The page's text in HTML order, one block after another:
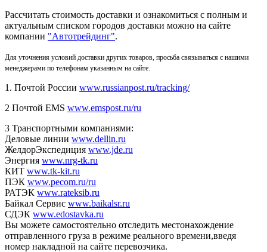
Рассчитать стоимость доставки и ознакомиться с полным и
актуальным списком городов доставки можно на сайте
компании "Автотрейдинг".
Для уточнения условий доставки других товаров, просьба связываться с нашими
менеджерами по телефонам указанным на сайте.
1. Почтой России www.russianpost.ru/tracking/
2 Почтой EMS www.emspost.ru/ru
3 Транспортными компаниями:
Деловые линии www.dellin.ru
ЖелдорЭкспедиция www.jde.ru
Энергия www.nrg-tk.ru
КИТ www.tk-kit.ru
ПЭК www.pecom.ru/ru
РАТЭК www.rateksib.ru
Байкал Сервис www.baikalsr.ru
СДЭК www.edostavka.ru
Вы можете самостоятельно отследить местонахождение
отправленного груза в режиме реального времени,введя
номер накладной на сайте перевозчика.